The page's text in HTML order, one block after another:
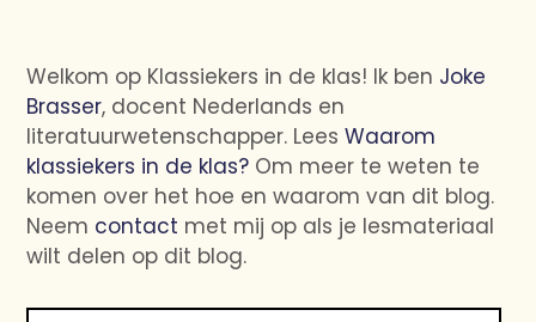
Welkom op Klassiekers in de klas! Ik ben Joke
Brasser, docent Nederlands en
literatuurwetenschapper. LeesWaarom
klassiekers in de klas? Om meer te weten te
komen over het hoe en waarom van dit blog.
Neem contact met mij op als je lesmateriaal
wilt delen op dit blog.